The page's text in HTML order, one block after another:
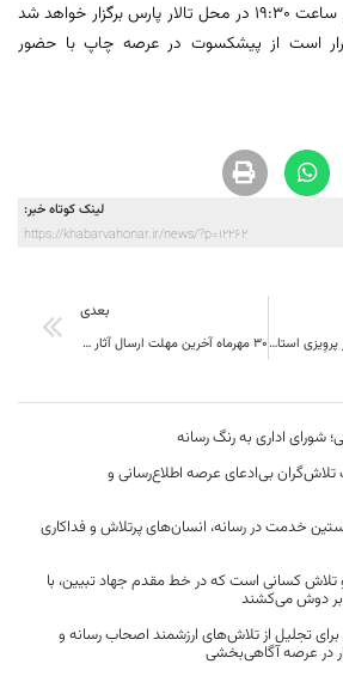
وی با بیان اینکه این مراسم ساعت ١٩:٣٠ در محل تالار پارس برگزار خواهد شد
است از پیشکسوت در عرصه چاپ با حضور
لینک کوتاه خبر:
https://khabarvahonar.ir/news/?p=12262
مهندس سید علی اکبر پروِیزی استاندار خراسان جنوبی در جمع خبرنگاران : ما برای خدمت به مردم اینجاییم و مردم ولی نعمت ما هستند
بعدی
٣٠ مهرماه آخرین مهلت ارسال آثار به اولین سوگواره ملی طراحی نشانه های عاشورایی در خراسان جنوبی
شورای اداری به رنگ رسانه
بی‌ادعای عرصه اطلاع‌رسانی و
خدمت در رسانه، انسان‌های پرتلاش و فداکاری
تلاش کسانی است که در خط مقدم جهاد تبیین، با
بر دوش می‌کشند
تجلیل از تلاش‌های ارزشمند اصحاب رسانه و
در عرصه آگاهی‌بخشی